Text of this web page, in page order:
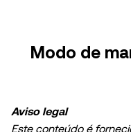
Modo de
Aviso legal
Este conteúdo é